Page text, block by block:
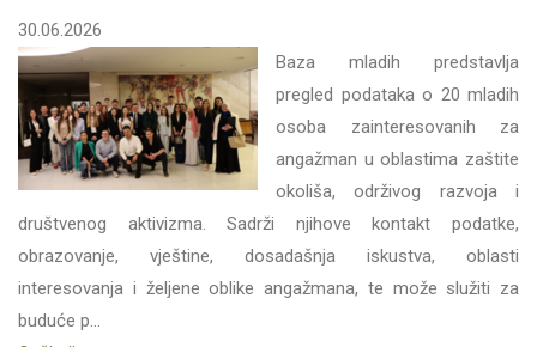
30.06.2026
Baza mladih predstavlja
pregled podataka o 20 mladih
osoba zainteresovanih za
angažman u oblastima zaštite
okoliša, održivog razvoja i
društvenog aktivizma. Sadrži njihove kontakt podatke,
obrazovanje, vještine, dosadašnja iskustva, oblasti
interesovanja i željene oblike angažmana, te može služiti za
buduće p...